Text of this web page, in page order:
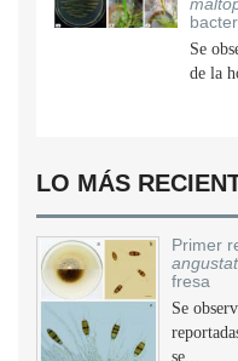
Se
de la
LO MÁS
Primer
fresa
Se
se...